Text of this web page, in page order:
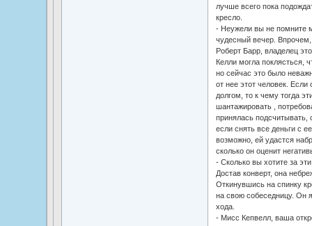
лучше всего пока
кресло.
- Неужели вы не помните
чудесный вечер.
Роберт Барр, владелец
Келли могла поклясться,
но сейчас это было
от нее этот человек.
долгом, то к чему тогда
шантажировать ,
принялась подсчитывать,
если снять все деньги с
возможно, ей удастся
сколько он оценит
- Сколько вы хотите за
Достав конверт, она
Откинувшись на спинку
на свою собеседницу. Он
хода.
- Мисс Кепвелл, ваша